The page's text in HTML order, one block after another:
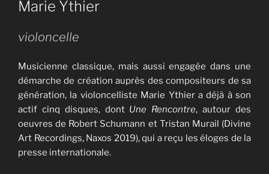
Marie Ythier
violoncelle
Musicienne classique, mais aussi engagée dans une
démarche de création auprès des compositeurs de sa
génération, la violoncelliste Marie Ythier a déjà à son
actif cinq disques, dont Une Rencontre, autour des
oeuvres de Robert Schumann et Tristan Murail (Divine
Art Recordings, Naxos 2019), qui a reçu les éloges de la
presse internationale.